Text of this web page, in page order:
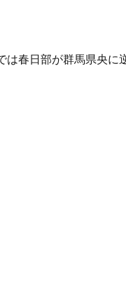
春日部が群馬県央に